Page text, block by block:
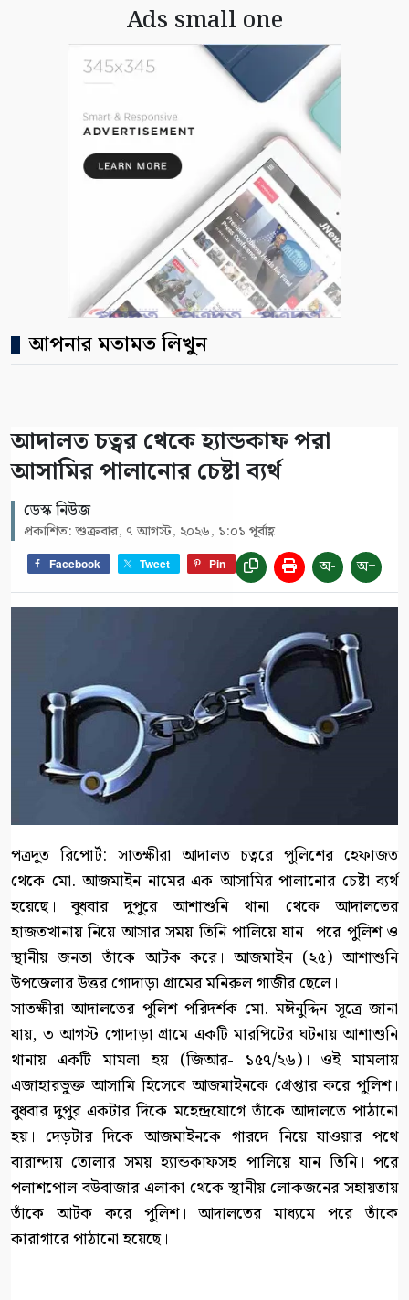
Ads small one
আপনার মতামত লিখুন
আদালত চত্বর থেকে হ্যান্ডকাফ পরা
আসামির পালানোর চেষ্টা ব্যর্থ
ডেস্ক নিউজ
প্রকাশিত: শুক্রবার, ৭ আগস্ট, ২০২৬, ১:০১ পূর্বাহ্ণ
Facebook Tweet Pin অ- অ+
পত্রদূত রিপোর্ট: সাতক্ষীরা আদালত চত্বরে পুলিশের হেফাজত
থেকে মো. আজমাইন নামের এক আসামির পালানোর চেষ্টা ব্যর্থ
হয়েছে। বুধবার দুপুরে আশাশুনি থানা থেকে আদালতের
হাজতখানায় নিয়ে আসার সময় তিনি পালিয়ে যান। পরে পুলিশ ও
স্থানীয় জনতা তাঁকে আটক করে। আজমাইন (২৫) আশাশুনি
উপজেলার উত্তর গোদাড়া গ্রামের মনিরুল গাজীর ছেলে।
সাতক্ষীরা আদালতের পুলিশ পরিদর্শক মো. মঈনুদ্দিন সূত্রে জানা
যায়, ৩ আগস্ট গোদাড়া গ্রামে একটি মারপিটের ঘটনায় আশাশুনি
থানায় একটি মামলা হয় (জিআর- ১৫৭/২৬)। ওই মামলায়
এজাহারভুক্ত আসামি হিসেবে আজমাইনকে গ্রেপ্তার করে পুলিশ।
বুধবার দুপুর একটার দিকে মহেন্দ্রযোগে তাঁকে আদালতে পাঠানো
হয়। দেড়টার দিকে আজমাইনকে গারদে নিয়ে যাওয়ার পথে
বারান্দায় তোলার সময় হ্যান্ডকাফসহ পালিয়ে যান তিনি। পরে
পলাশপোল বউবাজার এলাকা থেকে স্থানীয় লোকজনের সহায়তায়
তাঁকে আটক করে পুলিশ। আদালতের মাধ্যমে পরে তাঁকে
কারাগারে পাঠানো হয়েছে।